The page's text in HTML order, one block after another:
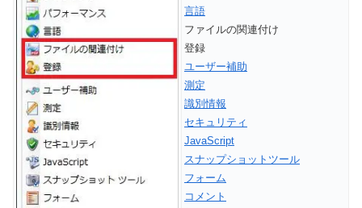
言語
ファイルの関連付け
登録
ユーザー補助
測定
識別情報
セキュリティ
JavaScript
スナップショットツール
フォーム
コメント